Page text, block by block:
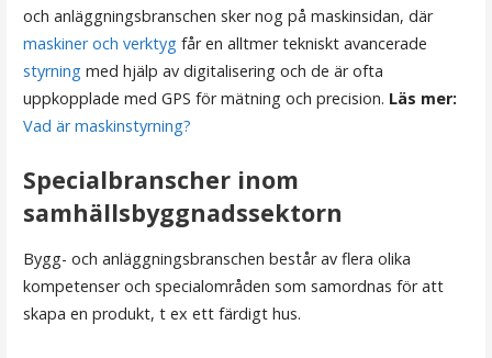
och anläggningsbranschen sker nog på maskinsidan, där
maskiner och verktygfår en alltmer tekniskt avancerade
styrning med hjälp av digitalisering och de är ofta
uppkopplade med GPS för mätning och precision. Läs mer:
Vad är maskinstyrning?
Specialbranscher inom
samhällsbyggnadssektorn
Bygg- och anläggningsbranschen består av flera olika
kompetenser och specialområden som samordnas för att
skapa en produkt, t ex ett färdigt hus.